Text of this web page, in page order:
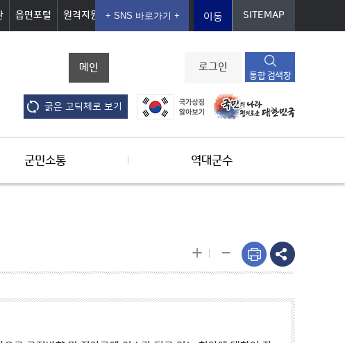
읍면포털 원격지원 이동 SITEMAP
메인 로그인
통합 검색창
굵은 고딕체로 보기
군민소통 역대군수
+ -